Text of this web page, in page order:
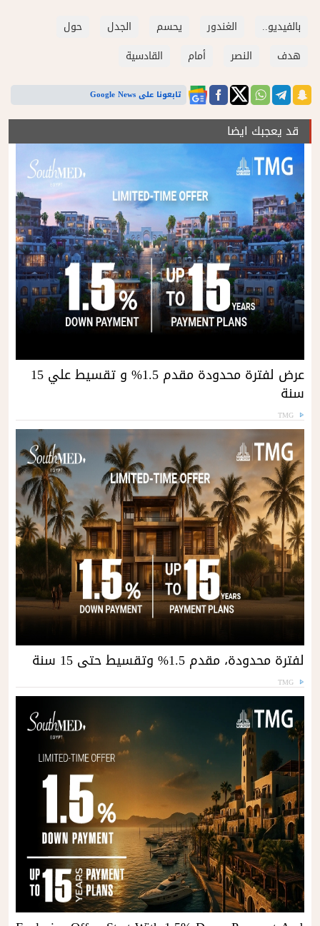
بالفيديو.. الغندور يحسم الجدل
حول
هدف
النصر أمام القادسية
تابعونا على Google News
قد يعجبك ايضا
عرض لفترة محدودة مقدم 1.5% و تقسيط علي 15
سنة
TMG
لفترة محدودة، مقدم 1.5% وتقسيط حتى 15 سنة
TMG